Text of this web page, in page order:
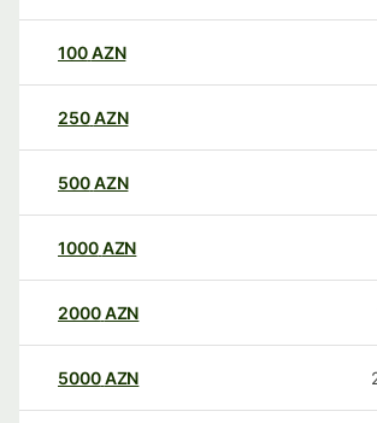
100AZN
250AZN
500AZN
1000AZN
2000AZN
5000AZN